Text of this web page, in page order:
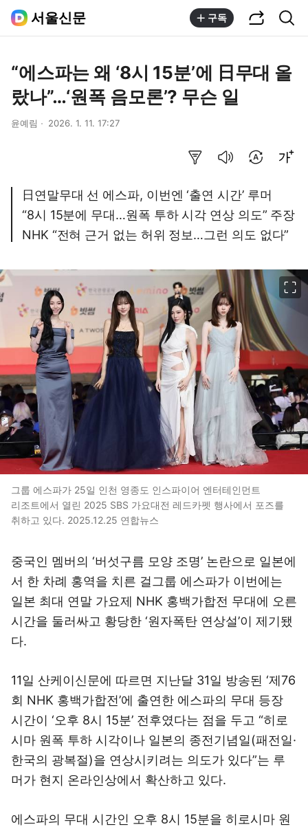
서울신문 구독
“에스파는 왜 ‘8시 15분’에 日무대 올
랐나”…‘원폭 음모론’? 무슨 일
윤예림 2026. 1. 11. 17:27
日연말무대 선 에스파, 이번엔 ‘출연 시간’ 루머
“8시 15분에 무대…원폭 투하 시각 연상 의도” 주장
NHK “전혀 근거 없는 허위 정보…그런 의도 없다”
그룹 에스파가 25일 인천 영종도 인스파이어 엔터테인먼트
리조트에서 열린 2025 SBS 가요대전 레드카펫 행사에서 포즈를
취하고 있다. 2025.12.25 연합뉴스
중국인 멤버의 ‘버섯구름 모양 조명’ 논란으로 일본에
서 한 차례 홍역을 치른 걸그룹 에스파가 이번에는
일본 최대 연말 가요제 NHK 홍백가합전 무대에 오른
시간을 둘러싸고 황당한 ‘원자폭탄 연상설’이 제기됐
다.
11일 산케이신문에 따르면 지난달 31일 방송된 ‘제76
회 NHK 홍백가합전’에 출연한 에스파의 무대 등장
시간이 ‘오후 8시 15분’ 전후였다는 점을 두고 “히로
시마 원폭 투하 시각이나 일본의 종전기념일(패전일·
한국의 광복절)을 연상시키려는 의도가 있다”는 루
머가 현지 온라인상에서 확산하고 있다.
에스파의 무대 시간인 오후 8시 15분을 히로시마 원